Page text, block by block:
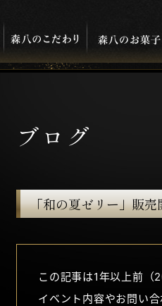
ブログ
「和の夏ゼリー」販
この記事は1年以上前（
イベント内容やお問い